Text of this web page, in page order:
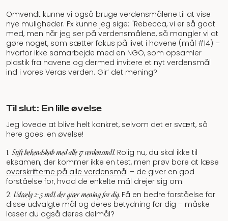
Omvendt kunne vi også bruge verdensmålene til at vise
nye muligheder. Fx kunne jeg sige: "Rebecca, vi er så godt
med, men når jeg ser på verdensmålene, så mangler vi at
gøre noget, som sætter fokus på livet i havene (mål #14) –
hvorfor ikke samarbejde med en NGO, som opsamler
plastik fra havene og dermed invitere et nyt verdensmål
ind i vores Veras verden. Gir’ det mening?
Til slut: En lille øvelse
Jeg lovede at blive helt konkret, selvom det er svært, så
here goes: en øvelse!
Stift bekendskab med alle 17 verdensmål. Rolig nu, du skal ikke til
eksamen, der kommer ikke en test, men prøv bare at læse
overskrifterne på alle verdensmål – de giver en god
forståelse for, hvad de enkelte mål drejer sig om.
Udvælg 2-3 mål, der giver mening for dig. Få en bedre forståelse for
disse udvalgte mål og deres betydning for dig – måske
læser du også deres delmål?